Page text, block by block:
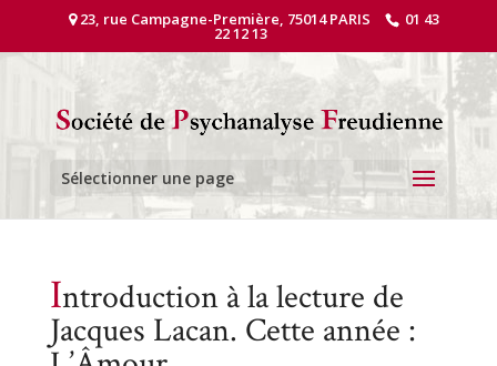
23, rue Campagne-Première, 75014 PARIS 01 43
22 12 13
Sélectionner une page
Introduction à la lecture de
Jacques Lacan. Cette année :